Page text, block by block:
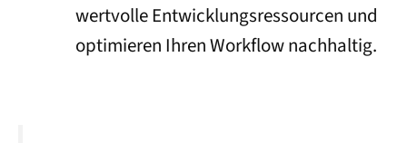
wertvolle Entwicklungsressourcen und
optimieren Ihren Workflow nachhaltig.